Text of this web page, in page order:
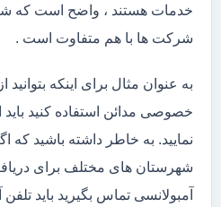
خدمات هستند ، واضح است که
شرکت ها با هم متفاوت است .
به عنوان مثال برای اینکه
خصوصی مدائن استفاده کنید باید
نمایید. به خاطر داشته باشید که
شهرستان های مختلف برای
آمبولانسی تماس بگیرید باید